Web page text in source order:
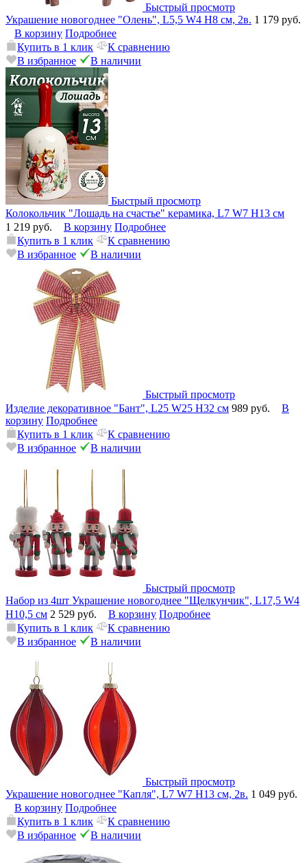
Быстрый просмотр
Украшение новогоднее "Олень", L5,5 W4 H8 см, 2в. 1 179 руб.
В корзину Подробнее
Купить в 1 клик
К сравнению
В избранное
В наличии
Быстрый просмотр
Колокольчик "Лошадь на счастье" керамика, L7 W7 H13 см
1 219 руб.
В корзину Подробнее
Купить в 1 клик
К сравнению
В избранное
В наличии
Быстрый просмотр
Изделие декоративное "Бант", L25 W25 H32 см 989 руб.
В
корзину Подробнее
Купить в 1 клик
К сравнению
В избранное
В наличии
Быстрый просмотр
Набор из 4шт Украшение новогоднее "Щелкунчик", L17,5 W4
H10,5 см 2 529 руб. В корзину Подробнее
Купить в 1 клик
К сравнению
В избранное
В наличии
Быстрый просмотр
Украшение новогоднее "Капля", L7 W7 H13 см, 2в. 1 049 руб.
В корзину Подробнее
Купить в 1 клик
К сравнению
В избранное
В наличии